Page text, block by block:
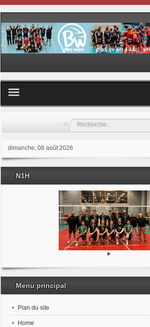
Les samedis du sport
Les stages
Documents
Rechercher
dimanche, 08 août 2026
N1H
Menu principal
Plan du site
Home